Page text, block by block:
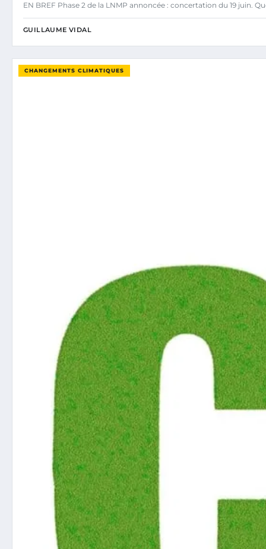
EN BREF Phase 2 de la LNMP annoncée : concertation du 19 juin.
GUILLAUME VIDAL
CHANGEMENTS CLIMATIQUES